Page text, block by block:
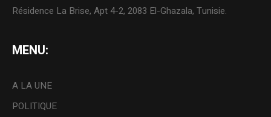
Résidence La Brise, Apt 4-2, 2083 El-Ghazala, Tunisie.
MENU:
A LA UNE
POLITIQUE